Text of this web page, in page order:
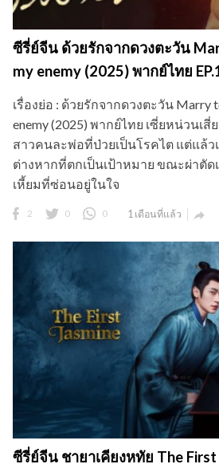
ซีรี่ย์จีน ด้วยรักจากดวงตะวัน
my enemy (2025) พากย์ไทย
เรื่องย่อ : ด้วยรักจากดวงตะวัน Marry
enemy (2025) พากย์ไทย เซี่ยหน่วนเ
สาวคนละพ่อที่ป่วยเป็นโรคไต แต่แล้ว
ต่างหากที่ตกเป็นเป้าหมาย ขณะผ่าตัด
เหี้ยมที่ซ่อนอยู่ในใจ
2 0 0 1 เดือนที่แล้ว 
ซีรี่ย์จีน ชายาเคียงหทัย The First